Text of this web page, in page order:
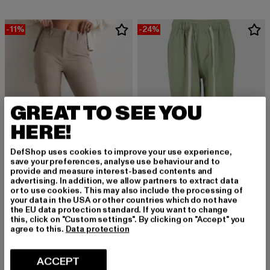
-11%
AIMN
Straight Leg
EUR 106,79
Derzeitiger Preis: EUR 106,79
EUR 119,99Aktionspreis: EUR 119,99
-24%
ANOTHER COTTON LAB
Another Loose Cargo
GREAT TO SEE YOU
HERE!
DefShop uses cookies to improve your use experience,
save your preferences, analyse use behaviour and to
provide and measure interest-based contents and
advertising. In addition, we allow partners to extract data
or to use cookies. This may also include the processing of
your data in the USA or other countries which do not have
the EU data protection standard. If you want to change
this, click on "Custom settings". By clicking on "Accept" you
agree to this. Data protection
ACCEPT